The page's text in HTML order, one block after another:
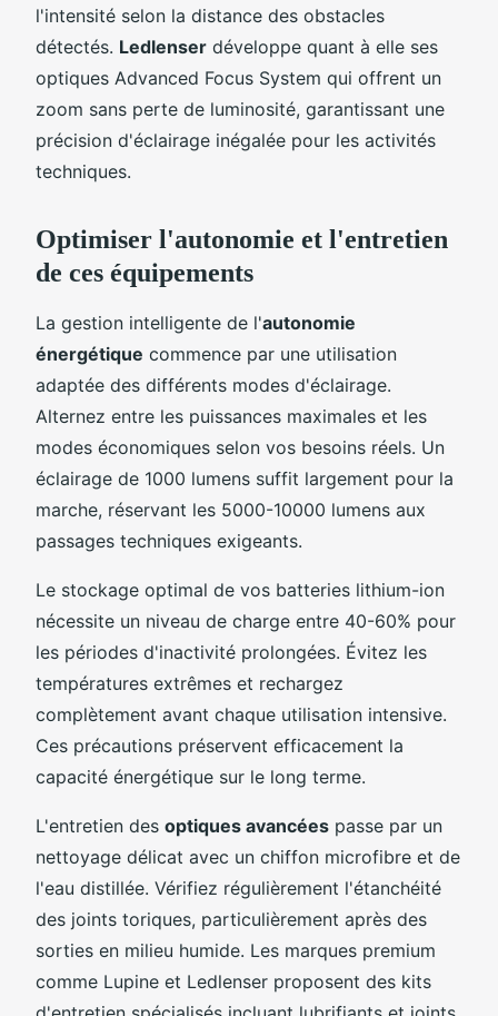
l'intensité selon la distance des obstacles
détectés. Ledlenser développe quant à elle ses
optiques Advanced Focus System qui offrent un
zoom sans perte de luminosité, garantissant une
précision d'éclairage inégalée pour les activités
techniques.
Optimiser l'autonomie et l'entretien
de ces équipements
La gestion intelligente de l'autonomie
énergétique commence par une utilisation
adaptée des différents modes d'éclairage.
Alternez entre les puissances maximales et les
modes économiques selon vos besoins réels. Un
éclairage de 1000 lumens suffit largement pour la
marche, réservant les 5000-10000 lumens aux
passages techniques exigeants.
Le stockage optimal de vos batteries lithium-ion
nécessite un niveau de charge entre 40-60% pour
les périodes d'inactivité prolongées. Évitez les
températures extrêmes et rechargez
complètement avant chaque utilisation intensive.
Ces précautions préservent efficacement la
capacité énergétique sur le long terme.
L'entretien des optiques avancées passe par un
nettoyage délicat avec un chiffon microfibre et de
l'eau distillée. Vérifiez régulièrement l'étanchéité
des joints toriques, particulièrement après des
sorties en milieu humide. Les marques premium
comme Lupine et Ledlenser proposent des kits